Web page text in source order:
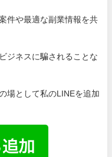
件や最適な副業情報を共
ジネスに騙されることな
場として私のLINEを追加